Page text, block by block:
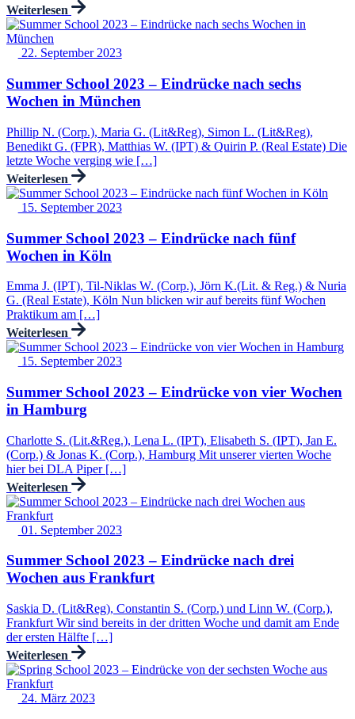
Weiterlesen
22. September 2023
Summer School 2023 – Eindrücke nach sechs
Wochen in München
Phillip N. (Corp.), Maria G. (Lit&Reg), Simon L. (Lit&Reg),
Benedikt G. (FPR), Matthias W. (IPT) & Quirin P. (Real Estate) Die
letzte Woche verging wie […]
Weiterlesen
15. September 2023
Summer School 2023 – Eindrücke nach fünf
Wochen in Köln
Emma J. (IPT), Til-Niklas W. (Corp.), Jörn K.(Lit. & Reg.) & Nuria
G. (Real Estate), Köln Nun blicken wir auf bereits fünf Wochen
Praktikum am […]
Weiterlesen
15. September 2023
Summer School 2023 – Eindrücke von vier Wochen
in Hamburg
Charlotte S. (Lit.&Reg.), Lena L. (IPT), Elisabeth S. (IPT), Jan E.
(Corp.) & Jonas K. (Corp.), Hamburg Mit unserer vierten Woche
hier bei DLA Piper […]
Weiterlesen
01. September 2023
Summer School 2023 – Eindrücke nach drei
Wochen aus Frankfurt
Saskia D. (Lit&Reg), Constantin S. (Corp.) und Linn W. (Corp.),
Frankfurt Wir sind bereits in der dritten Woche und damit am Ende
der ersten Hälfte […]
Weiterlesen
24. März 2023